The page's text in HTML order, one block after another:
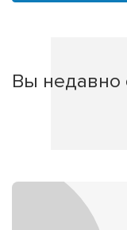
Вы недавно